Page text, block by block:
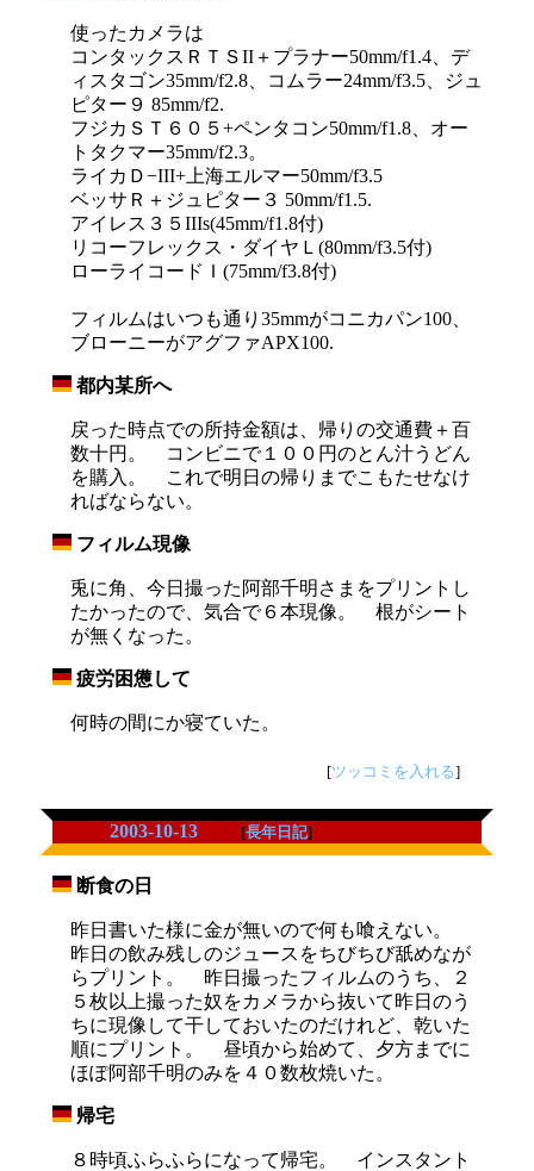
使ったカメラは
コンタックスＲＴＳII＋プラナー50mm/f1.4、デ
ィスタゴン35mm/f2.8、コムラー24mm/f3.5、ジュ
ピター９ 85mm/f2.
フジカＳＴ６０５+ペンタコン50mm/f1.8、オー
トタクマー35mm/f2.3。
ライカＤ−III+上海エルマー50mm/f3.5
ベッサＲ＋ジュピター３ 50mm/f1.5.
アイレス３５IIIs(45mm/f1.8付)
リコーフレックス・ダイヤＬ(80mm/f3.5付)
ローライコードＩ(75mm/f3.8付)
フィルムはいつも通り35mmがコニカパン100、
ブローニーがアグファAPX100.
都内某所へ
戻った時点での所持金額は、帰りの交通費＋百
数十円。 コンビニで１００円のとん汁うどん
を購入。 これで明日の帰りまでこもたせなけ
ればならない。
フィルム現像
兎に角、今日撮った阿部千明さまをプリントし
たかったので、気合で６本現像。 根がシート
が無くなった。
疲労困憊して
何時の間にか寝ていた。
[ツッコミを入れる]
2003-10-13 [長年日記]
断食の日
昨日書いた様に金が無いので何も喰えない。
昨日の飲み残しのジュースをちびちび舐めなが
らプリント。 昨日撮ったフィルムのうち、２
５枚以上撮った奴をカメラから抜いて昨日のう
ちに現像して干しておいたのだけれど、乾いた
順にプリント。 昼頃から始めて、夕方までに
ほぽ阿部千明のみを４０数枚焼いた。
帰宅
８時頃ふらふらになって帰宅。 インスタント